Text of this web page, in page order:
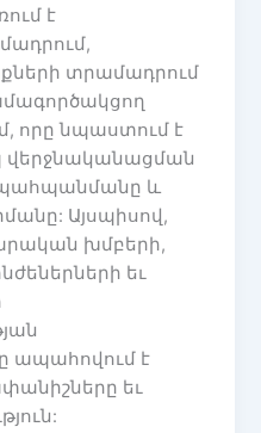
է
տրամադրում
որը նպաստում է
պահպանմանը և
Այսպիսով,
խմբերի,
եւ
ապահովում է
եւ